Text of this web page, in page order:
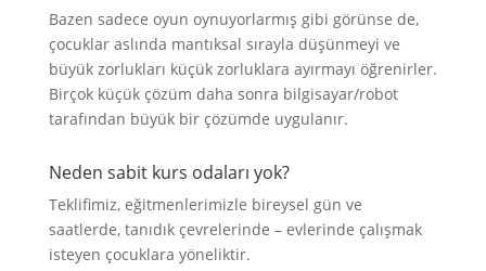
Bazen sadece oyun oynuyorlarmış gibi görünse de,
çocuklar aslında mantıksal sırayla düşünmeyi ve
büyük zorlukları küçük zorluklara ayırmayı öğrenirler.
Birçok küçük çözüm daha sonra bilgisayar/robot
tarafından büyük bir çözümde uygulanır.
Neden sabit kurs odaları yok?
Teklifimiz, eğitmenlerimizle bireysel gün ve
saatlerde, tanıdık çevrelerinde – evlerinde çalışmak
isteyen çocuklara yöneliktir.